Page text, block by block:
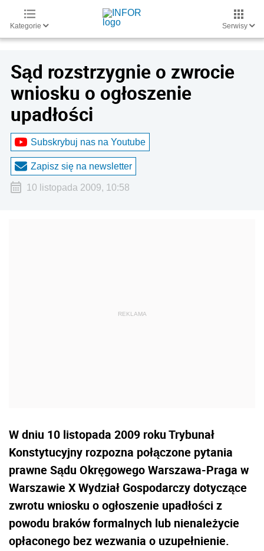
Kategorie Serwisy
Sąd rozstrzygnie o zwrocie
wniosku o ogłoszenie
upadłości
Subskrybuj nas na Youtube
Zapisz się na newsletter
10 listopada 2009, 10:58
W dniu 10 listopada 2009 roku Trybunał
Konstytucyjny rozpozna połączone pytania
prawne Sądu Okręgowego Warszawa-Praga w
Warszawie X Wydział Gospodarczy dotyczące
zwrotu wniosku o ogłoszenie upadłości z
powodu braków formalnych lub nienależycie
opłaconego bez wezwania o uzupełnienie.